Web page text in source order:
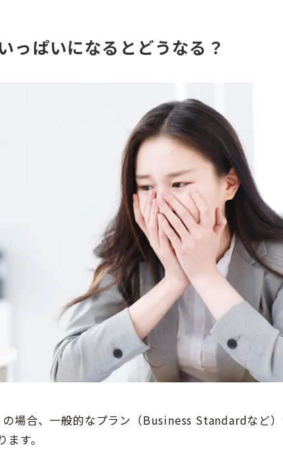
っぱいになるとどうなる？
場合、一般的なプラン（Business Standardなど
す。